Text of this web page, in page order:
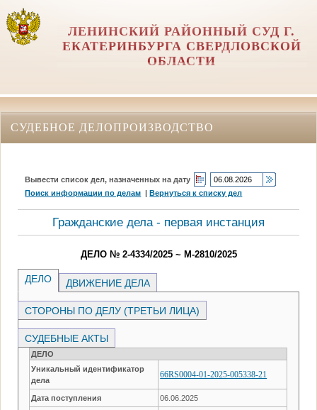
ЛЕНИНСКИЙ РАЙОННЫЙ СУД Г.
ЕКАТЕРИНБУРГА СВЕРДЛОВСКОЙ
ОБЛАСТИ
СУДЕБНОЕ ДЕЛОПРОИЗВОДСТВО
Вывести список дел, назначенных на дату
Поиск информации по делам |Вернуться к списку дел
Гражданские дела - первая инстанция
ДЕЛО № 2-4334/2025 ~ М-2810/2025
ДЕЛО ДВИЖЕНИЕ ДЕЛА
СТОРОНЫ ПО ДЕЛУ (ТРЕТЬИ ЛИЦА)
СУДЕБНЫЕ АКТЫ
ДЕЛО
Уникальный идентификатор
дела
66RS0004-01-2025-005338-21
Дата поступления 06.06.2025